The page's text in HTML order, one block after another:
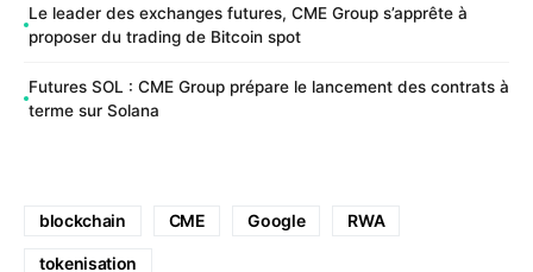
Le leader des exchanges futures, CME Group s’apprête à
proposer du trading de Bitcoin spot
Futures SOL : CME Group prépare le lancement des contrats à
terme sur Solana
blockchain CME Google RWA
tokenisation